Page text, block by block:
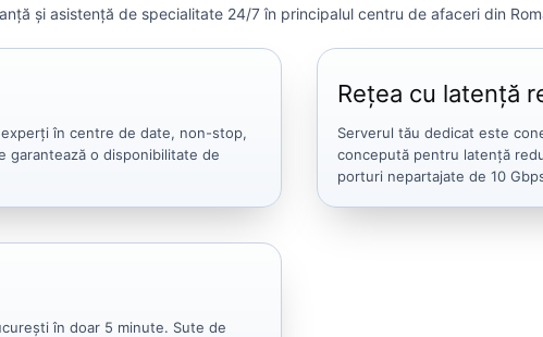
și asistență de specialitate 24/7 în principalul centru de afaceri din
în centre de date, non-stop,
garantează o disponibilitate de
Rețea cu latență
Serverul tău dedicat este
concepută pentru latență
porturi nepartajate de 10
în doar 5 minute. Sute de